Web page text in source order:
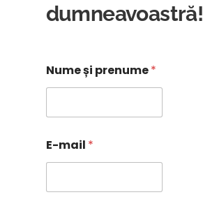
dumneavoastră!
Nume și prenume*
E-mail *